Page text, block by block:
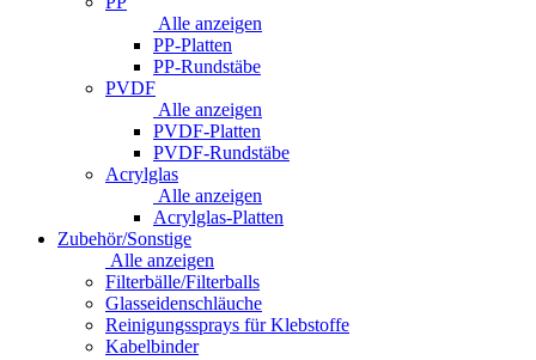
Alle anzeigen
PP-Platten
PP-Rundstäbe
PVDF
Alle anzeigen
PVDF-Platten
PVDF-Rundstäbe
Acrylglas
Alle anzeigen
Acrylglas-Platten
Zubehör/Sonstige
Alle anzeigen
Filterbälle/Filterballs
Glasseidenschläuche
Reinigungssprays für Klebstoffe
Kabelbinder